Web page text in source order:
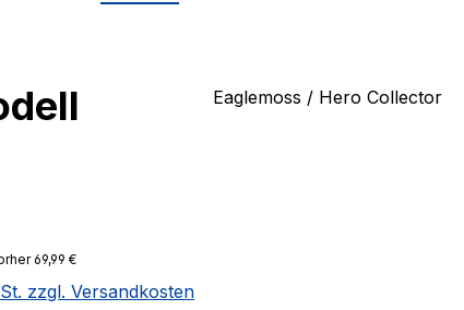
Eaglemoss / Hero Collector
69,99 €
zzgl. Versandkosten